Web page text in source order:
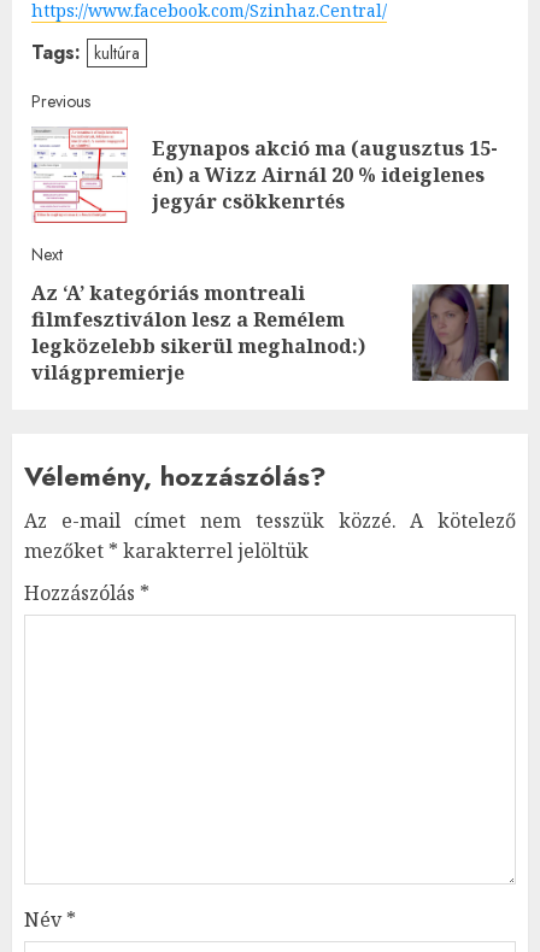
https://www.facebook.com/Szinhaz.Central/
Tags: kultúra
Post
navigation
Previous
Egynapos akció ma (augusztus 15-
én) a Wizz Airnál 20 % ideiglenes
jegyár csökkenrtés
Next
Next
post:
Az ‘A’ kategóriás montreali
filmfesztiválon lesz a Remélem
legközelebb sikerül meghalnod:)
világpremierje
Vélemény, hozzászólás?
Az e-mail címet nem tesszük közzé. A kötelező
mezőket * karakterrel jelöltük
Hozzászólás *
Név*